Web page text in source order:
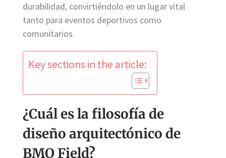
durabilidad, convirtiéndolo en un lugar vital
tanto para eventos deportivos como
comunitarios.
Key sections in the article:
¿Cuál es la filosofía de
diseño arquitectónico de
BMO Field?